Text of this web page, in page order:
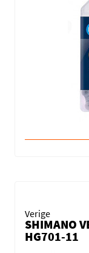
Verige
SHIMANO
HG701-11